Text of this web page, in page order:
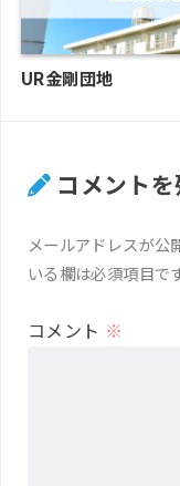
UR金剛団地
コメント
メールアドレスが公
いる欄は必須項目で
コメント ※